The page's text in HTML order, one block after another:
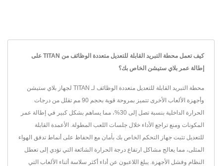
كيف تعمل محطة التبريد القابلة للتعديل متعددة الوظائف من TITAN على
إطالة عمر بلاي ستيشن الخاص بك؟
محطة التبريد القابلة للتعديل متعددة الوظائف لـ TITAN لجهاز بلاي ستيشن
وأجهزة الألعاب الأخرى تتميز بمروحة قوية بحجم 90 مم تقلل من درجات
الحرارة الداخلية بنسبة تصل إلى 30%، مما يساهم بشكل كبير في إطالة عمر
المكونات ومنع تراجع الأداء خلال جلسات اللعب المطولة. الأعمدة القابلة
للتعديل تثبت جهاز التحكم الخاص بك بأمان مع الحفاظ على أنماط تدفق الهواء
المثلى، مما يعالج مشاكل ارتفاع درجة الحرارة الشائعة التي تؤدي إلى تعطل
النظام وفشل الأجهزة. يبلغ اللاعبون عن أداء أكثر سلاسة أثناء الألعاب التي